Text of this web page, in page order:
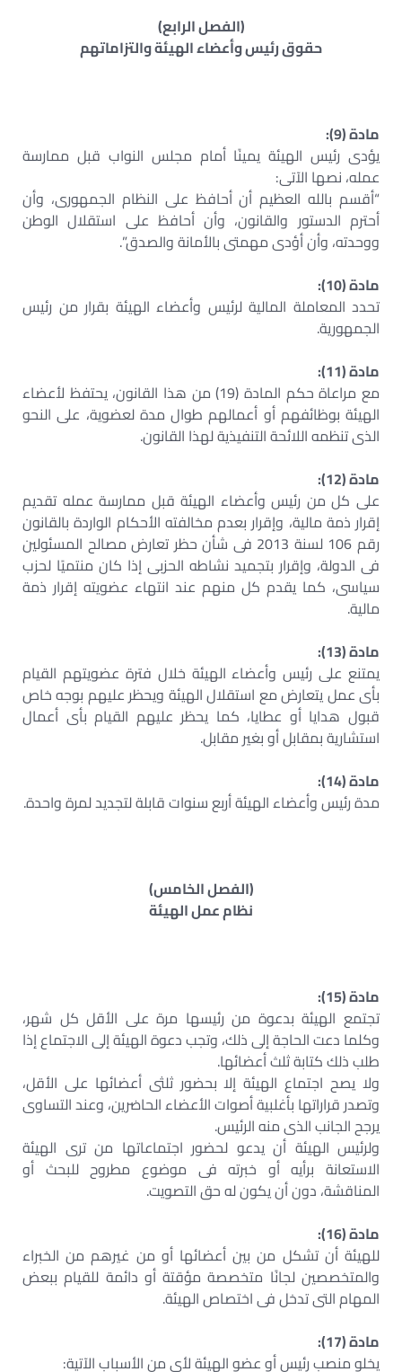
(الفصل الرابع)
حقوق رئيس وأعضاء الهيئة والتزاماتهم
مادة (9):
يؤدى رئيس الهيئة يمينًا أمام مجلس النواب قبل ممارسة
عمله، نصها الآتى:
“أقسم بالله العظيم أن أحافظ على النظام الجمهورى، وأن
أحترم الدستور والقانون، وأن أحافظ على استقلال الوطن
ووحدته، وأن أؤدى مهمتى بالأمانة والصدق”.
مادة (10):
تحدد المعاملة المالية لرئيس وأعضاء الهيئة بقرار من رئيس
الجمهورية.
مادة (11):
مع مراعاة حكم المادة (19) من هذا القانون، يحتفظ لأعضاء
الهيئة بوظائفهم أو أعمالهم طوال مدة لعضوية، على النحو
الذى تنظمه اللائحة التنفيذية لهذا القانون.
مادة (12):
على كل من رئيس وأعضاء الهيئة قبل ممارسة عمله تقديم
إقرار ذمة مالية، وإقرار بعدم مخالفته الأحكام الواردة بالقانون
رقم 106 لسنة 2013 فى شأن حظر تعارض مصالح المسئولين
فى الدولة، وإقرار بتجميد نشاطه الحزبى إذا كان منتميًا لحزب
سياسى، كما يقدم كل منهم عند انتهاء عضويته إقرار ذمة
مالية.
مادة (13):
يمتنع على رئيس وأعضاء الهيئة خلال فترة عضويتهم القيام
بأى عمل يتعارض مع استقلال الهيئة ويحظر عليهم بوجه خاص
قبول هدايا أو عطايا، كما يحظر عليهم القيام بأى أعمال
استشارية بمقابل أو بغير مقابل.
مادة (14):
مدة رئيس وأعضاء الهيئة أربع سنوات قابلة لتجديد لمرة واحدة.
(الفصل الخامس)
نظام عمل الهيئة
مادة (15):
تجتمع الهيئة بدعوة من رئيسها مرة على الأقل كل شهر،
وكلما دعت الحاجة إلى ذلك، وتجب دعوة الهيئة إلى الاجتماع إذا
طلب ذلك كتابة ثلث أعضائها.
ولا يصح اجتماع الهيئة إلا بحضور ثلثى أعضائها على الأقل،
وتصدر قراراتها بأغلبية أصوات الأعضاء الحاضرين، وعند التساوى
يرجح الجانب الذى منه الرئيس.
ولرئيس الهيئة أن يدعو لحضور اجتماعاتها من ترى الهيئة
الاستعانة برأيه أو خبرته فى موضوع مطروح للبحث أو
المناقشة، دون أن يكون له حق التصويت.
مادة (16):
للهيئة أن تشكل من بين أعضائها أو من غيرهم من الخبراء
والمتخصصين لجانًا متخصصة مؤقتة أو دائمة للقيام ببعض
المهام التى تدخل فى اختصاص الهيئة.
مادة (17):
يخلو منصب رئيس أو عضو الهيئة لأى من الأسباب الآتية: